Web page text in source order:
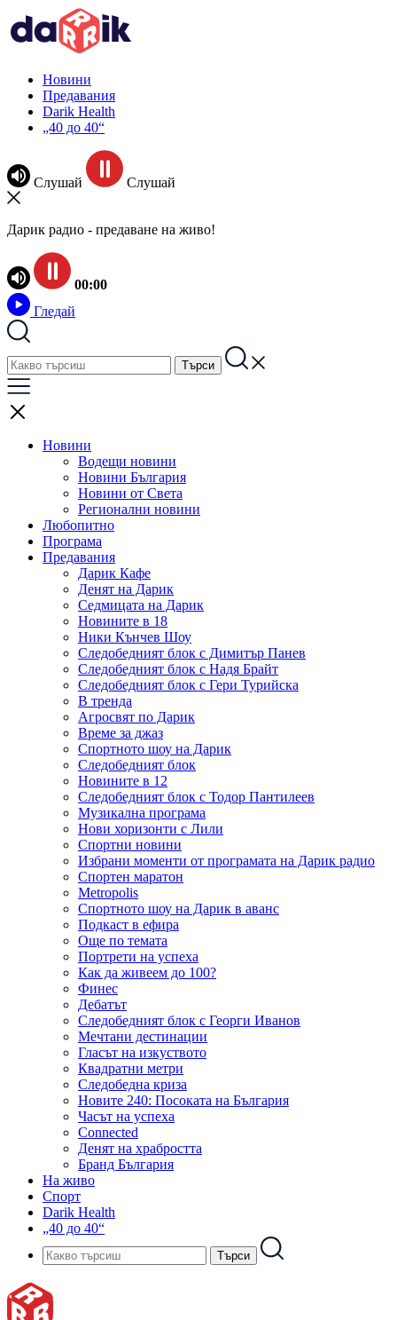
Новини
Предавания
Darik Health
„40 до 40“
Слушай Слушай
Дарик радио - предаване на живо!
00:00
Гледай
Новини
Водещи новини
Новини България
Новини от Света
Регионални новини
Любопитно
Програма
Предавания
Дарик Кафе
Денят на Дарик
Седмицата на Дарик
Новините в 18
Ники Кънчев Шоу
Следобедният блок с Димитър Панев
Следобедният блок с Надя Брайт
Следобедният блок с Гери Турийска
В тренда
Агросвят по Дарик
Време за джаз
Спортното шоу на Дарик
Следобедният блок
Новините в 12
Следобедният блок с Тодор Пантилеев
Музикална програма
Нови хоризонти с Лили
Спортни новини
Избрани моменти от програмата на Дарик радио
Спортен маратон
Metropolis
Спортното шоу на Дарик в аванс
Подкаст в ефира
Още по темата
Портрети на успеха
Как да живеем до 100?
Финес
Дебатът
Следобедният блок с Георги Иванов
Мечтани дестинации
Гласът на изкуството
Квадратни метри
Следобедна криза
Новите 240: Посоката на България
Часът на успеха
Connected
Денят на храбростта
Бранд България
На живо
Спорт
Darik Health
„40 до 40“